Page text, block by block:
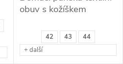
42 43
44
+ další
obuv s kožíškem